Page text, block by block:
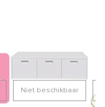
Niet beschikbaar